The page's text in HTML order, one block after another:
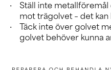
Ställ inte
mot trägolvet – det kan
Täck inte över golvet
golvet behöver kunna